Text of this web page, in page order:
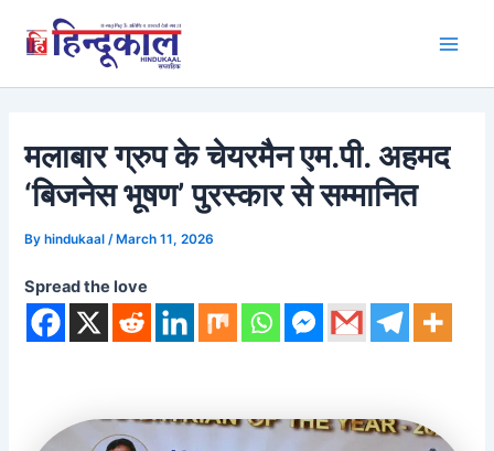
मलाबार ग्रुप के चेयरमैन एम.पी. अहमद
‘बिजनेस भूषण’ पुरस्कार से सम्मानित
By hindukaal/ March 11, 2026
Spread the love